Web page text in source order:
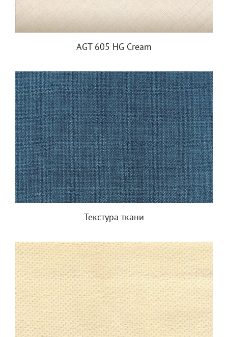
AGT 605 HG Cream
Текстура ткани